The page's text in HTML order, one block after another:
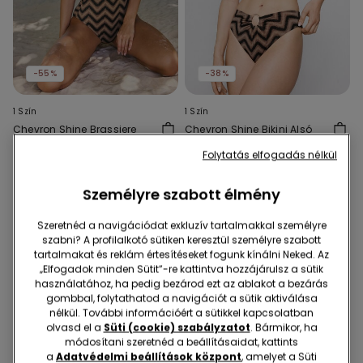
-55%
1 Szín
Chevron Shine Brassiere
-38%
1 Szín
Chevron Shine Bikini Alsó
2490 Ft -38%
Személyre szabott élmény
Szeretnéd a navigációdat exkluzív tartalmakkal személyre
szabni? A profilalkotó sütiken keresztül személyre szabott
tartalmakat és reklám értesítéseket fogunk kínálni Neked. Az
„Elfogadok minden Sütit”-re kattintva hozzájárulsz a sütik
használatához, ha pedig bezárod ezt az ablakot a bezárás
gombbal, folytathatod a navigációt a sütik aktiválása
nélkül. További információért a sütikkel kapcsolatban
olvasd el a Süti (cookie) szabályzatot. Bármikor, ha
módosítani szeretnéd a beállításaidat, kattints
a Adatvédelmi beállítások központ, amelyet a Süti
Folytatás elfogadás nélkül